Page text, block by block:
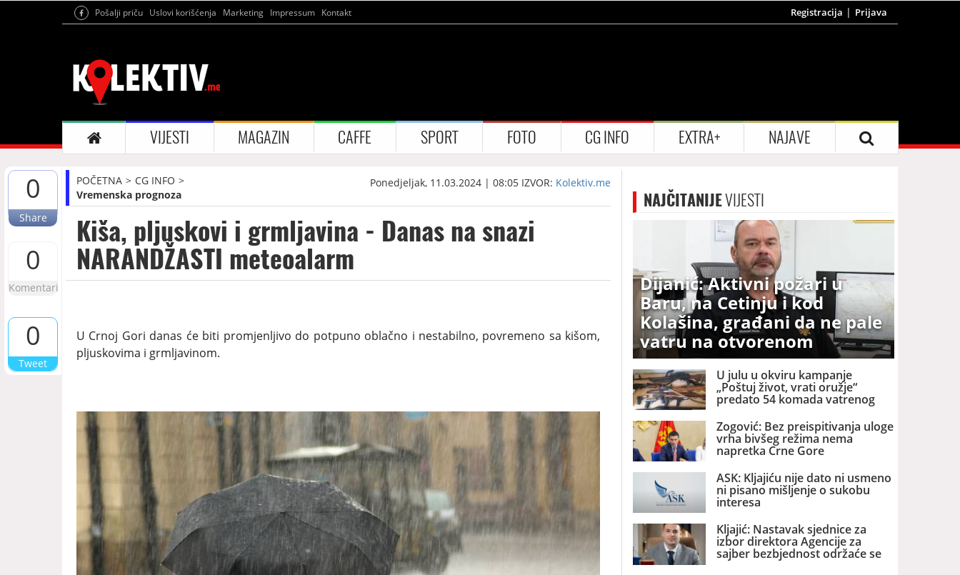
Pošalji priču Uslovi korišćenja Marketing Impressum Kontakt Registracija Prijava
VIJESTI MAGAZIN CAFFE SPORT FOTO CG INFO EXTRA+ NAJAVE
0
Share
0
Komentari
0
Tweet
POČETNA
CG INFO
Vremenska prognoza
Ponedjeljak, 11.03.2024 | 08:05 IZVOR: Kolektiv.me
Kiša, pljuskovi i grmljavina - Danas na snazi
NARANDŽASTI meteoalarm
U Crnoj Gori danas će biti promjenljivo do potpuno oblačno i nestabilno, povremeno sa kišom,
pljuskovima i grmljavinom.
NAJČITANIJEVIJESTI
Dijanić: Aktivni požari u
Baru, na Cetinju i kod
Kolašina, građani da ne pale
vatru na otvorenom
U julu u okviru kampanje
„Poštuj život, vrati oružje“
predato 54 komada vatrenog
oružja
Zogović: Bez preispitivanja uloge
vrha bivšeg režima nema
napretka Crne Gore
ASK: Kljajiću nije dato ni usmeno
ni pisano mišljenje o sukobu
interesa
Kljajić: Nastavak sjednice za
izbor direktora Agencije za
sajber bezbjednost održaće se
danas